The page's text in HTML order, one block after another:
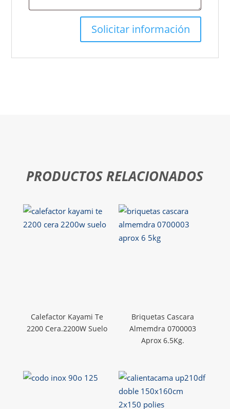
PRODUCTOS RELACIONADOS
Calefactor Kayami Te
2200 Cera.2200W Suelo
Briquetas Cascara
Almemdra 0700003
Aprox 6.5Kg.